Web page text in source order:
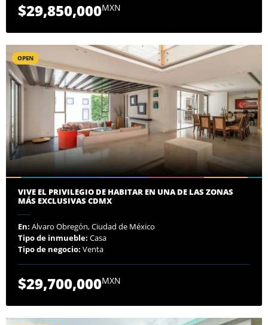
$29,850,000MXN
OPEN
VIVE EL PRIVILEGIO DE HABITAR EN UNA DE LAS ZONAS
MÁS EXCLUSIVAS CDMX
En: Alvaro Obregón, Ciudad de México
Tipo de inmueble: Casa
Tipo de negocio: Venta
$29,700,000MXN